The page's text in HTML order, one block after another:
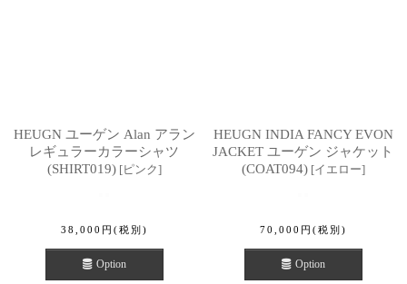
HEUGN ユーゲン Alan アラン
レギュラーカラーシャツ
(SHIRT019) [ピンク]
38,000 円 (税別)
Option
HEUGN INDIA FANCY EVON
JACKET ユーゲン ジャケット
(COAT094) [イエロー]
70,000 円 (税別)
Option